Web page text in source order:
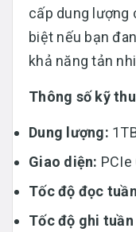
cấp dung lượng
biệt nếu bạn
khả năng tản
Thông số kỹ
Dung lượng:
Giao diện: PCIe
Tốc độ đọc
Tốc độ ghi